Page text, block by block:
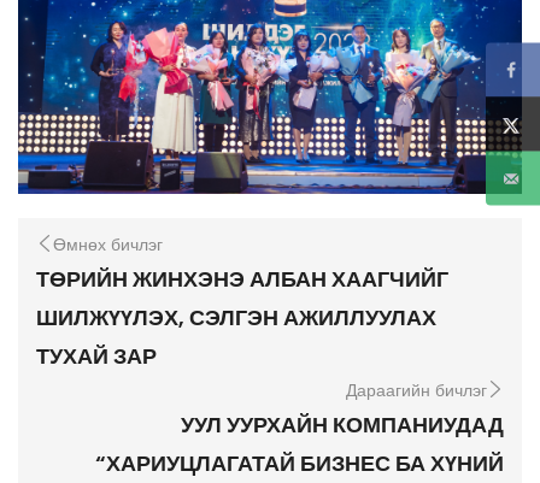
Өмнөх бичлэг
ТӨРИЙН ЖИНХЭНЭ АЛБАН ХААГЧИЙГ
ШИЛЖҮҮЛЭХ, СЭЛГЭН АЖИЛЛУУЛАХ
ТУХАЙ ЗАР
Дараагийн бичлэг
УУЛ УУРХАЙН КОМПАНИУДАД
“ХАРИУЦЛАГАТАЙ БИЗНЕС БА ХҮНИЙ